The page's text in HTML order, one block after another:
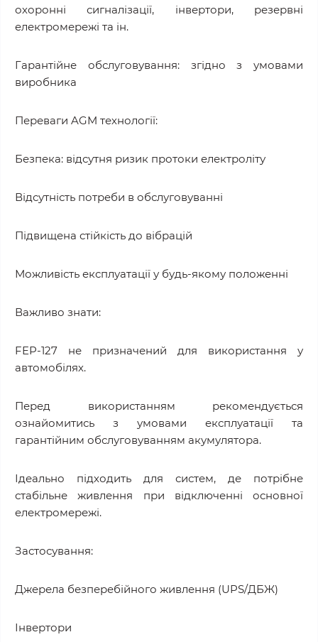
охоронні сигналізації, інвертори, резервні
електромережі та ін.
Гарантійне обслуговування: згідно з умовами
виробника
Переваги AGM технології:
Безпека: відсутня ризик протоки електроліту
Відсутність потреби в обслуговуванні
Підвищена стійкість до вібрацій
Можливість експлуатації у будь-якому положенні
Важливо знати:
FEP-127 не призначений для використання у
автомобілях.
Перед використанням рекомендується
ознайомитись з умовами експлуатації та
гарантійним обслуговуванням акумулятора.
Ідеально підходить для систем, де потрібне
стабільне живлення при відключенні основної
електромережі.
Застосування:
Джерела безперебійного живлення (UPS/ДБЖ)
Інвертори